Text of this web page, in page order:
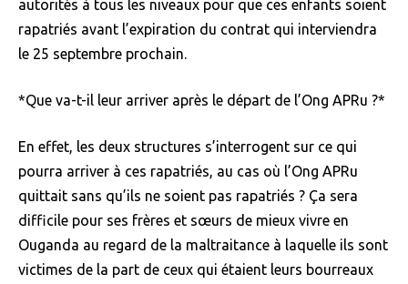
autorités à tous les niveaux pour que ces enfants soient
rapatriés avant l’expiration du contrat qui interviendra
le 25 septembre prochain.
*Que va-t-il leur arriver après le départ de l’Ong APRu ?*
En effet, les deux structures s’interrogent sur ce qui
pourra arriver à ces rapatriés, au cas où l’Ong APRu
quittait sans qu’ils ne soient pas rapatriés ? Ça sera
difficile pour ses frères et sœurs de mieux vivre en
Ouganda au regard de la maltraitance à laquelle ils sont
victimes de la part de ceux qui étaient leurs bourreaux